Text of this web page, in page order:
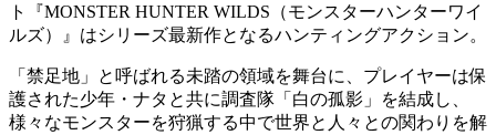
ト『MONSTER HUNTER WILDS（モンスターハンターワイ
ルズ）
』はシリーズ最新作となるハンティングアクション。
「 禁足地 」と呼ばれる未踏の領域を舞台に、プレイヤーは保
護された少年・ ナタ と共に調査隊「 白の孤影 」を結成し、
様々なモンスターを狩猟する中で世界と人々との関わりを解